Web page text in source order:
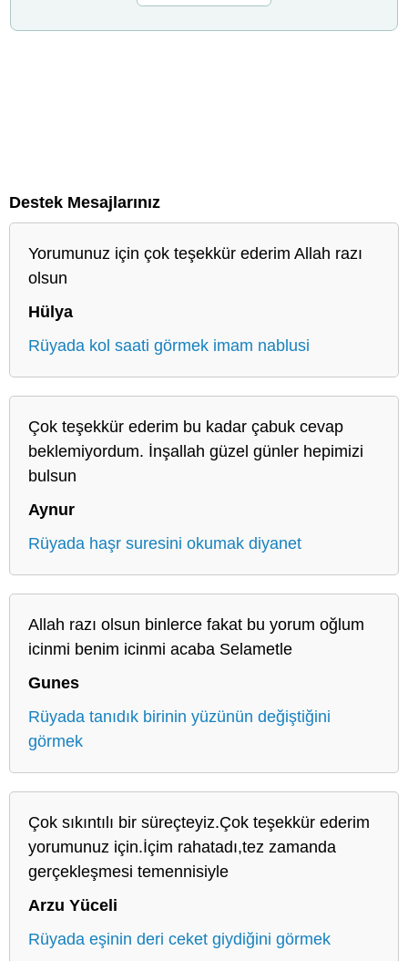
Destek Mesajlarınız
Yorumunuz için çok teşekkür ederim Allah razı
olsun
Hülya
Rüyada kol saati görmek imam nablusi
Çok teşekkür ederim bu kadar çabuk cevap
beklemiyordum. İnşallah güzel günler hepimizi
bulsun
Aynur
Rüyada haşr suresini okumak diyanet
Allah razı olsun binlerce fakat bu yorum oğlum
icinmi benim icinmi acaba Selametle
Gunes
Rüyada tanıdık birinin yüzünün değiştiğini
görmek
Çok sıkıntılı bir süreçteyiz.Çok teşekkür ederim
yorumunuz için.İçim rahatadı,tez zamanda
gerçekleşmesi temennisiyle
Arzu Yüceli
Rüyada eşinin deri ceket giydiğini görmek